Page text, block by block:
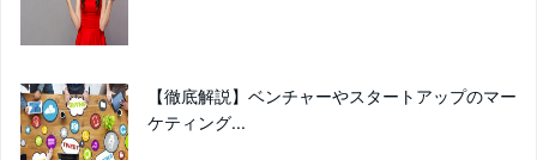
【徹底解説】ベンチャーやスタートアップのマー
ケティング...